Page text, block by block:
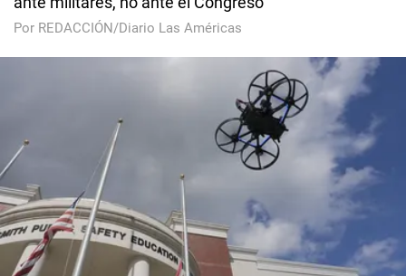
Por REDACCIÓN/Diario Las Américas